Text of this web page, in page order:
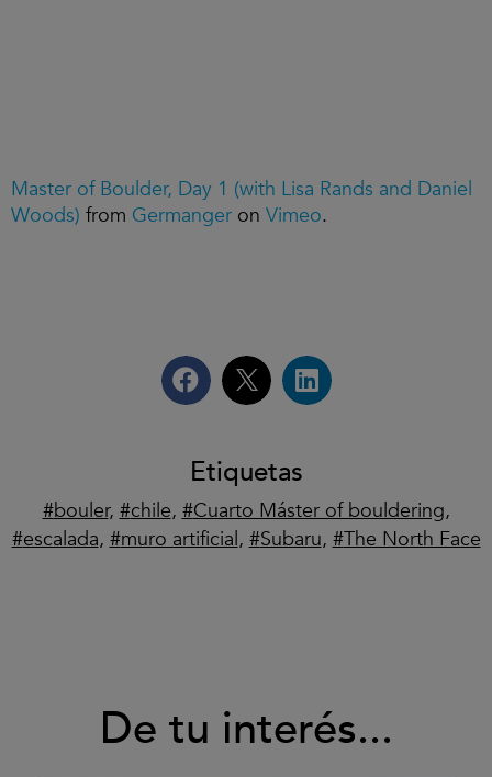
Master of Boulder, Day 1 (with Lisa Rands and Daniel
Woods) from Germanger on Vimeo.
Etiquetas
bouler, chile, Cuarto Máster of bouldering,
escalada, muro artificial, Subaru, The North Face
De tu interés...